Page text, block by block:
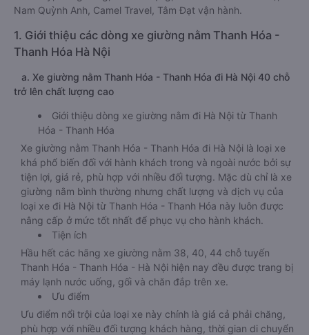
Nam Quỳnh Anh, Camel Travel, Tâm Đạt vận hành.
1. Giới thiệu các dòng xe giường nằm Thanh Hóa -
Thanh Hóa Hà Nội
a. Xe giường nằm Thanh Hóa - Thanh Hóa đi Hà Nội 40 chỗ
trở lên chất lượng cao
Giới thiệu dòng xe giường nằm đi Hà Nội từ Thanh
Hóa - Thanh Hóa
Xe giường nằm Thanh Hóa - Thanh Hóa đi Hà Nội là loại xe
khá phổ biến đối với hành khách trong và ngoài nước bởi sự
tiện lợi, giá rẻ, phù hợp với nhiều đối tượng. Mặc dù chỉ là xe
giường nằm bình thường nhưng chất lượng và dịch vụ của
loại xe đi Hà Nội từ Thanh Hóa - Thanh Hóa này luôn được
nâng cấp ở mức tốt nhất để phục vụ cho hành khách.
Tiện ích
Hầu hết các hãng xe giường nằm 38, 40, 44 chỗ tuyến
Thanh Hóa - Thanh Hóa - Hà Nội hiện nay đều được trang bị
máy lạnh nước uống, gối và chăn đắp trên xe.
Ưu điểm
Ưu điểm nổi trội của loại xe này chính là giá cả phải chăng,
phù hợp với nhiều đối tượng khách hàng, thời gian di chuyển